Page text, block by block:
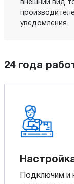
внешний вид
уведомления.
24 года
Подключим и